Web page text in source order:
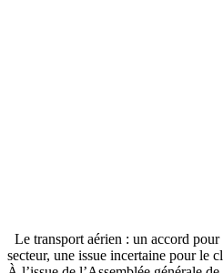
Le transport aérien : un accord pour
secteur, une issue incertaine pour le